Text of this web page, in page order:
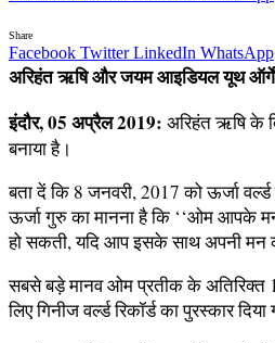
Share
Facebook Twitter LinkedIn WhatsApp
अरिहंत ऋषि और जयम आइडियल यूथ
इंदौर, 05 अप्रैल 2019: अरिहंत ऋषि के
बनाया है।
बता दें कि 8 जनवरी, 2017 को ऊर्जा
ऊर्जा गुरु का मानना है कि ‘‘ओम आपके
हो सकती, यदि आप इसके साथ अपनी मन
सबसे बड़े मानव ओम प्रतीक के अतिरिक्त
लिए गिनीज वर्ल्ड रिकॉर्ड का पुरस्कार